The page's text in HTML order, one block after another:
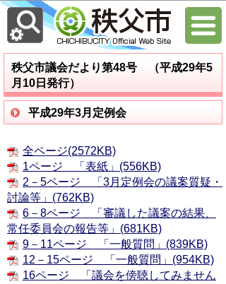
秩父市議会だより第48号 （平成29年5
月10日発行）
平成29年3月定例会
全ページ(2572KB)
1ページ 「表紙」(556KB)
2－5ページ 「3月定例会の議案質疑・
討論等」(762KB)
6－8ページ 「審議した議案の結果、
常任委員会の報告等」(681KB)
9－11ページ 「一般質問」(839KB)
12－15ページ 「一般質問」(954KB)
16ページ 「議会を傍聴してみません